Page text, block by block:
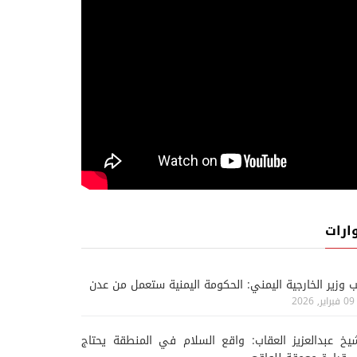
وزير الخارجية اليمني: الحكومة اليمنية ستعمل من عدن
09 فبراير, 2026
عبدالعزيز العقاب: واقع السلام في المنطقة يحتاج